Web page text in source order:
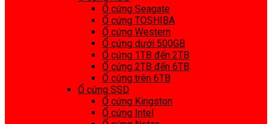
Ổ cứng Seagate
Ổ cứng TOSHIBA
Ổ cứng Western
Ổ cứng dưới 500GB
Ổ cứng 1TB đến 2TB
Ổ cứng 2TB đến 6TB
Ổ cứng trên 6TB
Ổ cứng SSD
Ổ cứng Kingston
Ổ cứng Intel